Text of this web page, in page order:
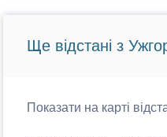
Ще відстані з
Показати на карті